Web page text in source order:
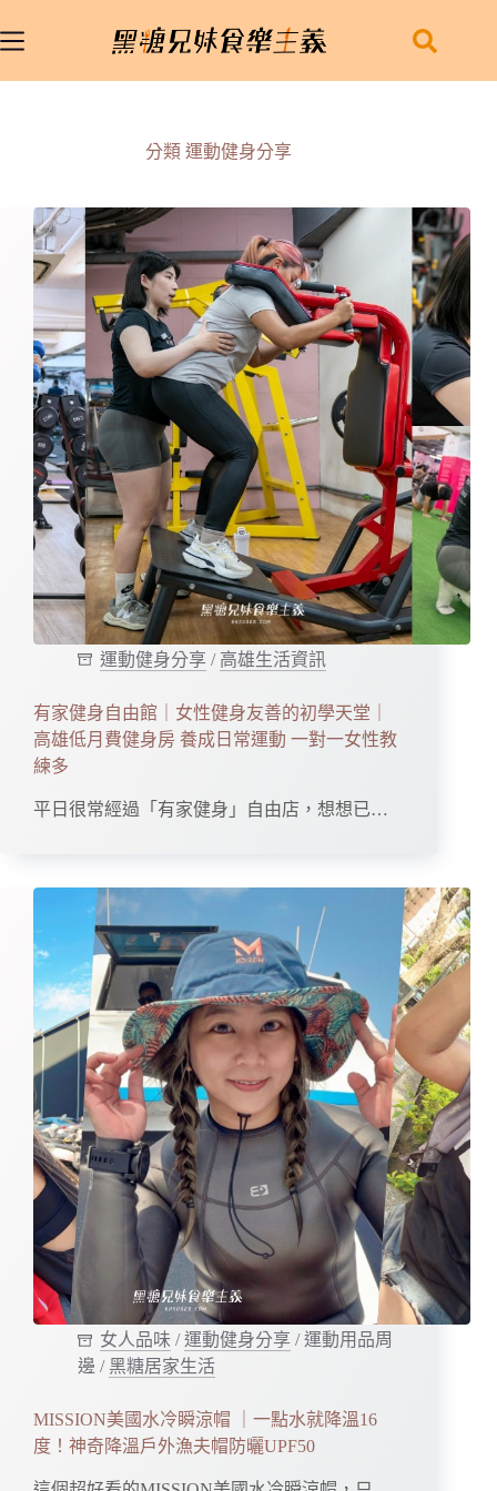
至
分類 運動健身分享
運動健身分享 / 高雄生活資訊
有家健身自由館｜女性健身友善的初學天堂｜
高雄低月費健身房 養成日常運動 一對一女性教
練多
平日很常經過「有家健身」自由店，想想已…
女人品味 /運動健身分享 /運動用品周
邊 / 黑糖居家生活
MISSION美國水冷瞬涼帽 ｜一點水就降溫16
度！神奇降溫戶外漁夫帽防曬UPF50